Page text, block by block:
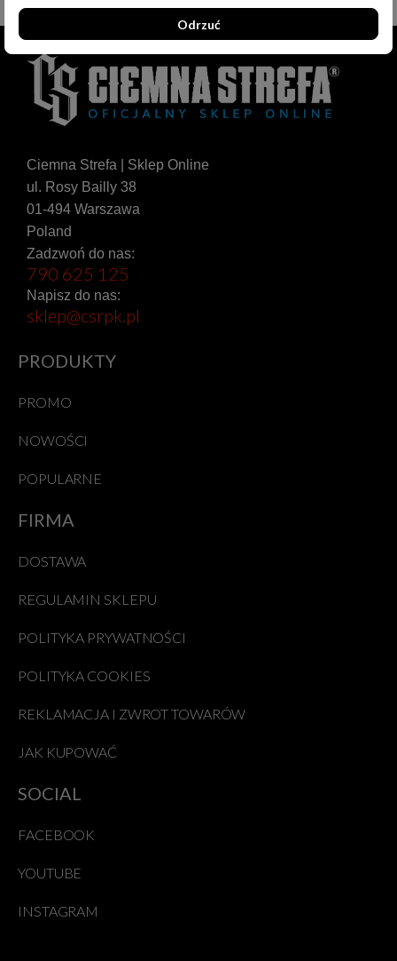
Ciemna Strefa | Sklep Online
ul. Rosy Bailly 38
01-494 Warszawa
Poland
Zadzwoń do nas:
790 625 125
Napisz do nas:
sklep@csrpk.pl
PRODUKTY
PROMO
NOWOŚCI
POPULARNE
FIRMA
DOSTAWA
REGULAMIN SKLEPU
POLITYKA PRYWATNOŚCI
POLITYKA COOKIES
REKLAMACJA I ZWROT TOWARÓW
JAK KUPOWAĆ
SOCIAL
FACEBOOK
YOUTUBE
INSTAGRAM
Odrzuć